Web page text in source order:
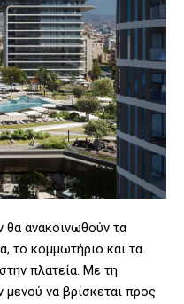
ανακοινωθούν τα
το κομμωτήριο και τα
πλατεία. Με τη
μενού να βρίσκεται προς